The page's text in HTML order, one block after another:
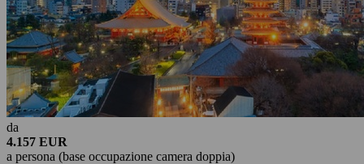
da
4.157 EUR
a persona (base occupazione camera doppia)